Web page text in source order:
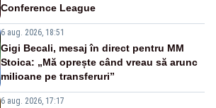
Conference League
6 aug. 2026, 18:51
Gigi Becali, mesaj în direct pentru MM
Stoica: „Mă oprește când vreau să arunc
milioane pe transferuri”
6 aug. 2026, 17:17